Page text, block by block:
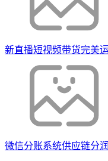
新直播短视频带货完美
微信分账系统供应链分